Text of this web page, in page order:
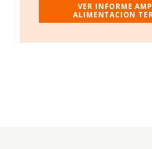
VER INFORME
ALIMENTACION